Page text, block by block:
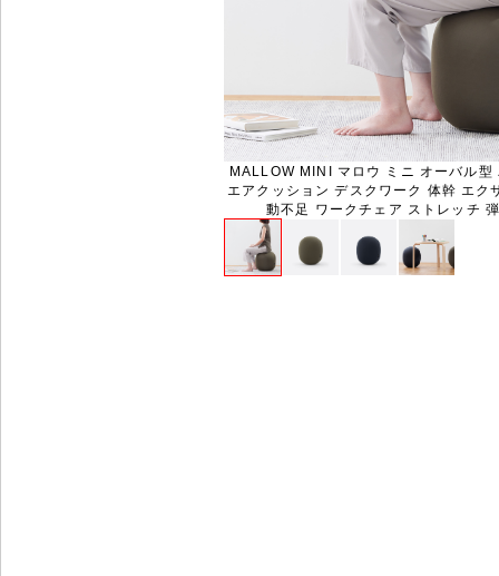
MALLOW MINI マロウ ミニ オーバル型
エアクッション デスクワーク 体幹 エク
動不足 ワークチェア ストレッチ